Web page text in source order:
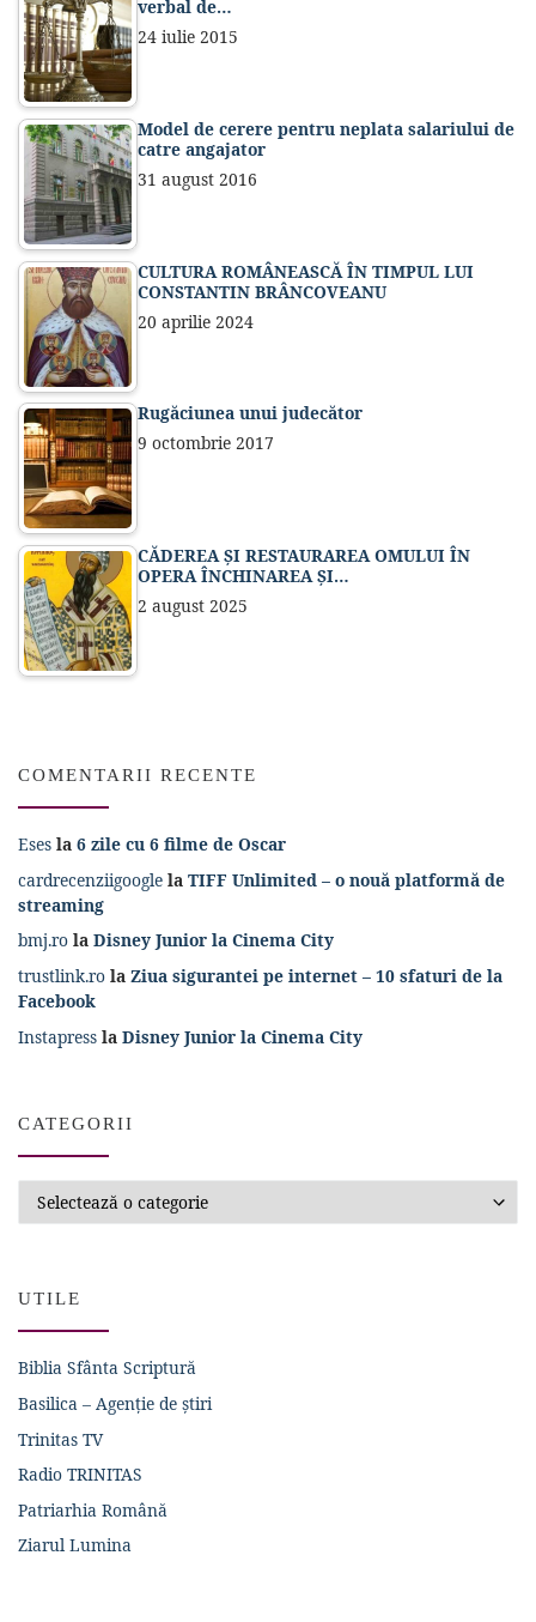
verbal de…
24 iulie 2015
Model de cerere pentru neplata salariului de
catre angajator
31 august 2016
CULTURA ROMÂNEASCĂ ÎN TIMPUL LUI
CONSTANTIN BRÂNCOVEANU
20 aprilie 2024
Rugăciunea unui judecător
9 octombrie 2017
CĂDEREA ȘI RESTAURAREA OMULUI ÎN
OPERA ÎNCHINAREA ȘI…
2 august 2025
COMENTARII RECENTE
Eses la 6 zile cu 6 filme de Oscar
cardrecenziigoogle la TIFF Unlimited – o nouă platformă de
streaming
bmj.ro la Disney Junior la Cinema City
trustlink.ro la Ziua sigurantei pe internet – 10 sfaturi de la
Facebook
Instapress la Disney Junior la Cinema City
CATEGORII
UTILE
Biblia Sfânta Scriptură
Basilica – Agenție de știri
Trinitas TV
Radio TRINITAS
Patriarhia Română
Ziarul Lumina